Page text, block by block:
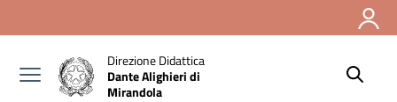
Direzione Didattica
Dante Alighieri di
Mirandola